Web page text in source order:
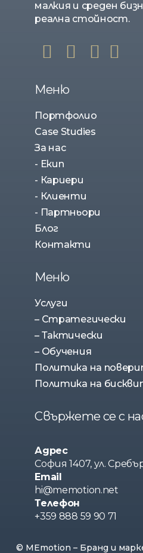
малкия и среден
реална стойност.
Меню
Портфолио
Case Studies
За нас
- Екип
- Кариери
- Клиенти
- Партньори
Блог
Контакти
Меню
Услуги
– Стратегически
– Тактически
– Обучения
Политика на
Политика на
Свържете се с
Адрес
София 1407, ул.
Email
hi@memotion.net
Телефон
+359 888 59 90 71
© MEmotion – Бранд и